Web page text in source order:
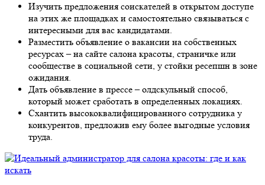
Изучить предложения соискателей в открытом доступе
на этих же площадках и самостоятельно связываться с
интересными для вас кандидатами.
Разместить объявление о вакансии на собственных
ресурсах – на сайте салона красоты, страничке или
сообществе в социальной сети, у стойки ресепшн в зоне
ожидания.
Дать объявление в прессе – олдскульный способ,
который может сработать в определенных локациях.
Схантить высококвалифицированного сотрудника у
конкурентов, предложив ему более выгодные условия
труда.